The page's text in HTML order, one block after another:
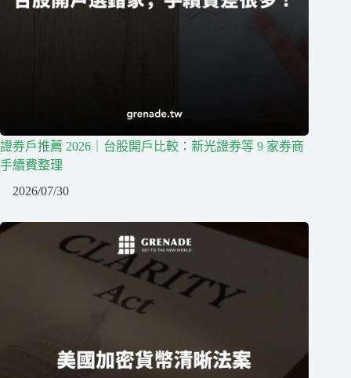
證券戶推薦 2026｜台股開戶比較：新光證券等 9 家券商
手續費整理
2026/07/30